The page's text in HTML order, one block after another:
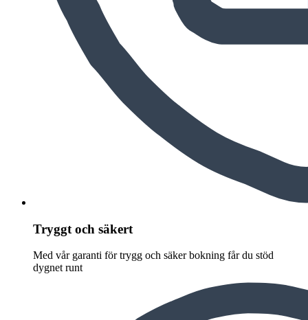
Tryggt och säkert
Med vår garanti för trygg och säker bokning får du stöd
dygnet runt